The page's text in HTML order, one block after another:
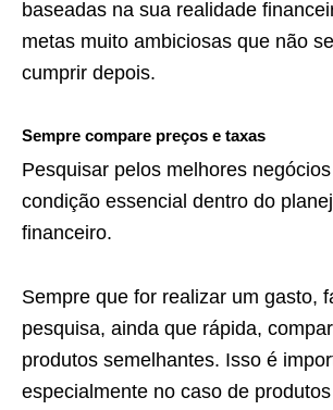
baseadas na sua realidade
metas muito ambiciosas que não
cumprir depois.
Sempre compare preços e taxas
Pesquisar pelos melhores
condição essencial dentro do
financeiro.
Sempre que for realizar um gasto,
pesquisa, ainda que rápida,
produtos semelhantes. Isso é
especialmente no caso de